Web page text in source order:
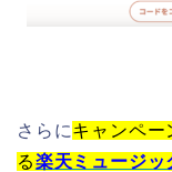
さらにキャンペー
る楽天ミュージッ